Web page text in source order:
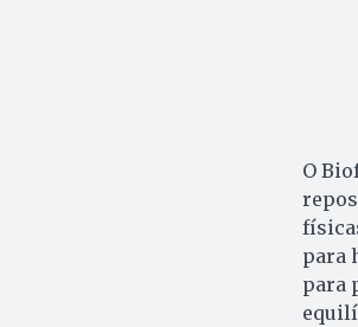
O
para
para